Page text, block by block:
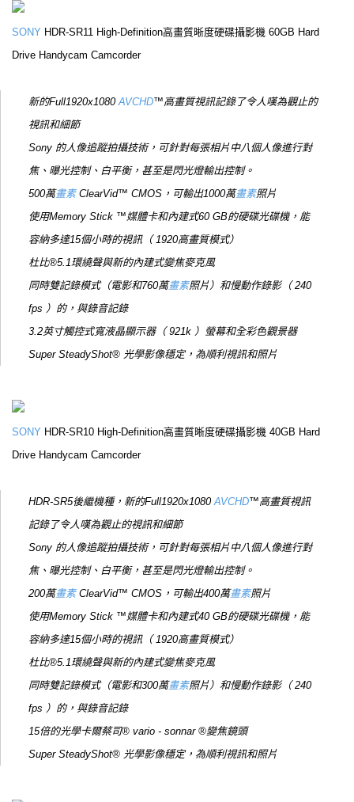
SONY HDR-SR11 High-Definition高畫質晰度硬碟攝影機 60GB Hard
Drive Handycam Camcorder
新的Full1920x1080AVCHD™高畫質視訊記錄了令人嘆為觀止的
視訊和細節
Sony 的人像追蹤拍攝技術，可針對每張相片中八個人像進行對
焦、曝光控制、白平衡，甚至是閃光燈輸出控制。
500萬畫素ClearVid™ CMOS，可輸出1000萬畫素照片
使用Memory Stick ™媒體卡和內建式60 GB的硬碟光碟機，能
容納多達15個小時的視訊（ 1920高畫質模式）
杜比®5.1環繞聲與新的內建式變焦麥克風
同時雙記錄模式（電影和760萬畫素照片）和慢動作錄影（ 240
fps ）的，與錄音記錄
3.2英寸觸控式寬液晶顯示器（ 921k ）螢幕和全彩色觀景器
Super SteadyShot® 光學影像穩定，為順利視訊和照片
SONY HDR-SR10 High-Definition高畫質晰度硬碟攝影機 40GB Hard
Drive Handycam Camcorder
HDR-SR5後繼機種，新的Full1920x1080AVCHD™高畫質視訊
記錄了令人嘆為觀止的視訊和細節
Sony 的人像追蹤拍攝技術，可針對每張相片中八個人像進行對
焦、曝光控制、白平衡，甚至是閃光燈輸出控制。
200萬畫素ClearVid™ CMOS，可輸出400萬畫素照片
使用Memory Stick ™媒體卡和內建式40 GB的硬碟光碟機，能
容納多達15個小時的視訊（ 1920高畫質模式）
杜比®5.1環繞聲與新的內建式變焦麥克風
同時雙記錄模式（電影和300萬畫素照片）和慢動作錄影（ 240
fps ）的，與錄音記錄
15倍的光學卡爾蔡司® vario - sonnar ®變焦鏡頭
Super SteadyShot® 光學影像穩定，為順利視訊和照片